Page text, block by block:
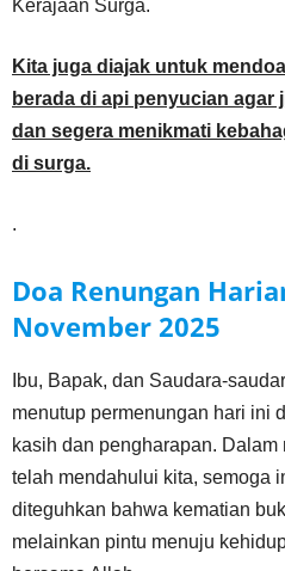
Kerajaan Surga.
Kita juga diajak untuk
berada di api penyucian agar
dan segera menikmati
di surga.
.
Doa Renungan
November 2025
Ibu, Bapak, dan Saudara-
menutup permenungan hari ini
kasih dan pengharapan.
telah mendahului kita, semoga
diteguhkan bahwa kematian
melainkan pintu menuju